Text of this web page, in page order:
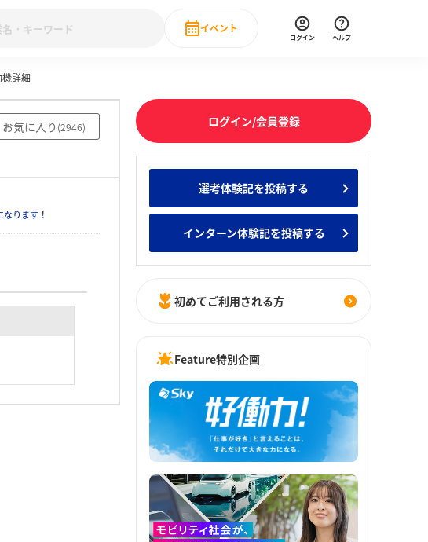
みんなの新卒就職人気企業ランキング みんなのインターン人気企業ランキ
28卒 IT・DX現場社員インタビュー
イベント
直近のイベント一覧
ログイン ヘルプ
詳細
お気に入り (2946)
ります！
ログイン/会員登録
選考体験記を投稿する
インターン体験記を投稿する
初めてご利用される方
Feature特別企画